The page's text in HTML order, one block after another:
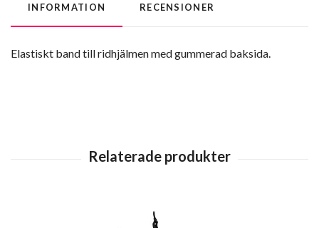
INFORMATION RECENSIONER
Elastiskt band till ridhjälmen med gummerad baksida.